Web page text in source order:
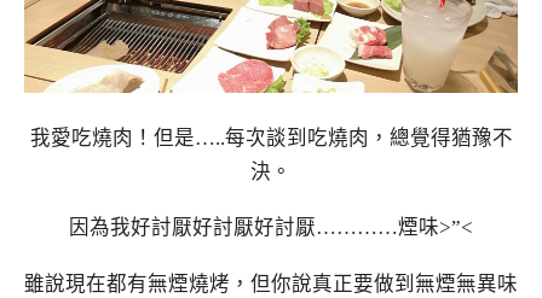
我愛吃燒肉！但是…..每次談到吃燒肉，總覺得猶豫不
決。
因為我好討厭好討厭好討厭…………煙味>”<
雖說現在都有無煙燒烤，但你說真正要做到無煙無異味